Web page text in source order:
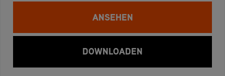
ANSEHEN
DOWNLOADEN